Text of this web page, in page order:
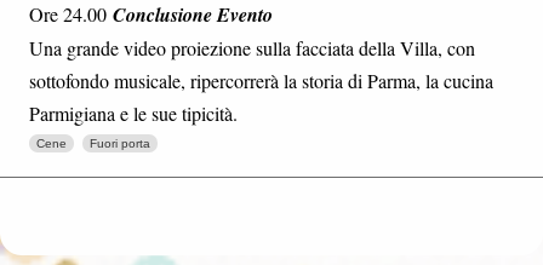
Ore 24.00 Conclusione Evento
Una grande video proiezione sulla facciata della Villa, con
sottofondo musicale, ripercorrerà la storia di Parma, la cucina
Parmigiana e le sue tipicità.
Cene Fuori porta